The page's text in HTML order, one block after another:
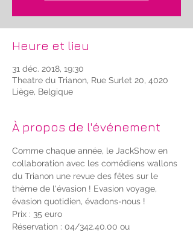
Heure et lieu
31 déc. 2018, 19:30
Theatre du Trianon, Rue Surlet 20, 4020
Liège, Belgique
À propos de l'événement
Comme chaque année, le JackShow en
collaboration avec les comédiens wallons
du Trianon une revue des fêtes sur le
thème de l'évasion ! Evasion voyage,
évasion quotidien, évadons-nous !
Prix : 35 euro
Réservation : 04/342.40.00 ou